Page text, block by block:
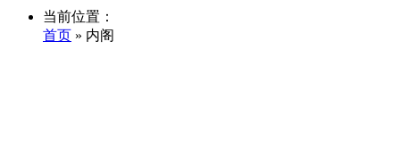
当前位置：
首页 » 内阁